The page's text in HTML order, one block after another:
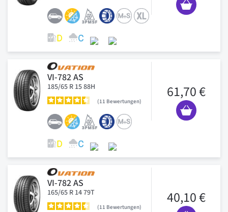
VI-782 AS
185/65 R 15 88H
11 Bewertungen
61,70 €
VI-782 AS
165/65 R 14 79T
11 Bewertungen
40,10 €